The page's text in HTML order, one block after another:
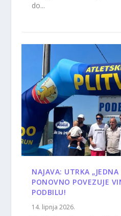
do...
NAJAVA: UTRKA
PONOVNO POVEZUJE
PODBILU!
14. lipnja 2026.